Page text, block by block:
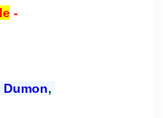
-
,